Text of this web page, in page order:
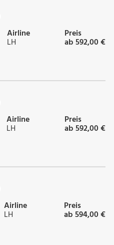
Airline
LH
Preis
ab 592,00 €
Airline
LH
Preis
ab 592,00 €
Airline
LH
Preis
ab 594,00 €